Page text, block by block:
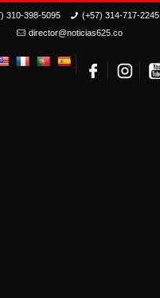
310-398-5095
(+57) 314-717-2245
director@noticias625.co